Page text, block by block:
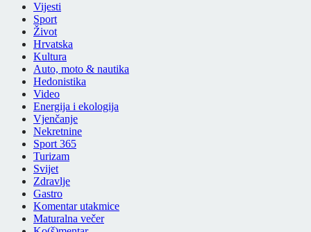
Vijesti
Sport
Život
Hrvatska
Kultura
Auto, moto & nautika
Hedonistika
Video
Energija i ekologija
Vjenčanje
Nekretnine
Sport 365
Turizam
Svijet
Zdravlje
Gastro
Komentar utakmice
Maturalna večer